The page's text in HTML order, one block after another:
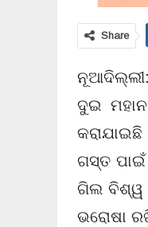
Share
ଦୁଇ
ଗସ୍ତ
ଗିଲ ବିଶ୍ୱ
ଭରୋଷା